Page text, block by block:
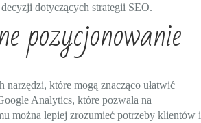
dotyczących strategii SEO.
pozycjonowanie
które mogą znacząco ułatwić
Analytics, które pozwala na
można lepiej zrozumieć potrzeby klientów i